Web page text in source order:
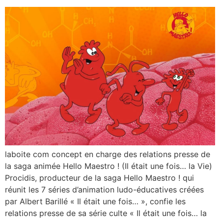
laboite com concept en charge des relations presse de
la saga animée Hello Maestro ! (Il était une fois… la Vie)
Procidis, producteur de la saga Hello Maestro ! qui
réunit les 7 séries d’animation ludo-éducatives créées
par Albert Barillé « Il était une fois… », confie les
relations presse de sa série culte « Il était une fois… la